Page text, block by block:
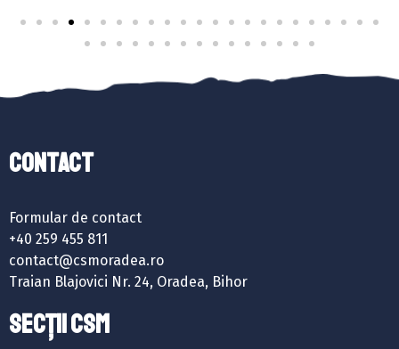
Contact
Formular de contact
+40 259 455 811
contact@csmoradea.ro
Traian Blajovici Nr. 24, Oradea, Bihor
SECȚII CSM